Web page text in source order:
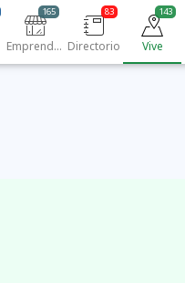
Emprendedores
165
Directorio
83
Vive
143